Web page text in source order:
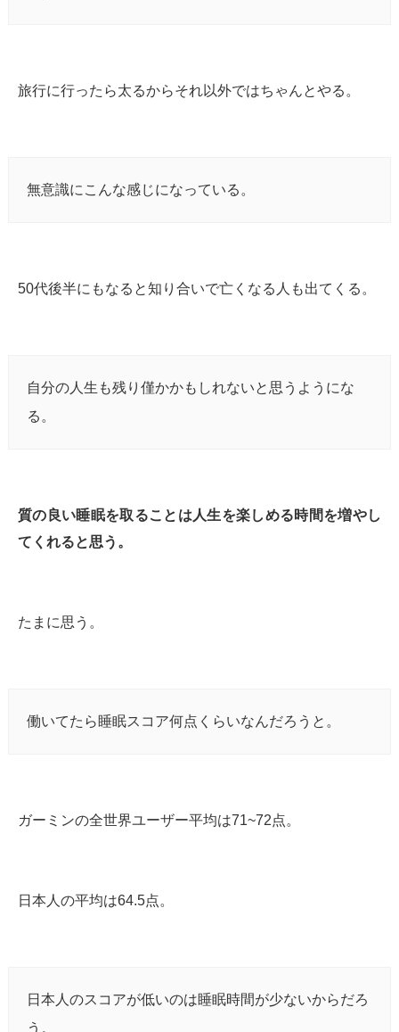
旅行に行ったら太るからそれ以外ではちゃんとやる。
無意識にこんな感じになっている。
50代後半にもなると知り合いで亡くなる人も出てくる。
自分の人生も残り僅かかもしれないと思うようにな
る。
質の良い睡眠を取ることは人生を楽しめる時間を増やし
てくれると思う。
たまに思う。
働いてたら睡眠スコア何点くらいなんだろうと。
ガーミンの全世界ユーザー平均は71~72点。
日本人の平均は64.5点。
日本人のスコアが低いのは睡眠時間が少ないからだろ
う。